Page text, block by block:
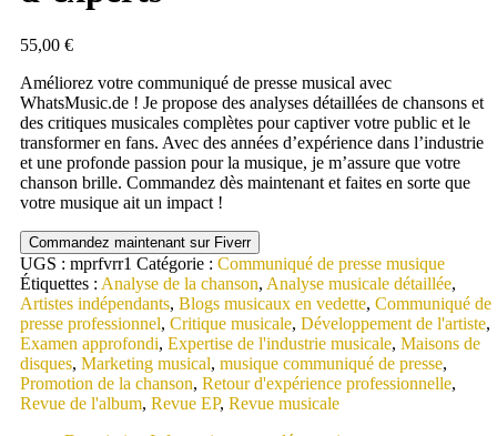
55,00 €
Améliorez votre communiqué de presse musical avec
WhatsMusic.de ! Je propose des analyses détaillées de chansons et
des critiques musicales complètes pour captiver votre public et le
transformer en fans. Avec des années d’expérience dans l’industrie
et une profonde passion pour la musique, je m’assure que votre
chanson brille. Commandez dès maintenant et faites en sorte que
votre musique ait un impact !
Commandez maintenant sur Fiverr
UGS : mprfvrr1 Catégorie : Communiqué de presse musique
Étiquettes : Analyse de la chanson, Analyse musicale détaillée,
Artistes indépendants, Blogs musicaux en vedette, Communiqué de
presse professionnel, Critique musicale, Développement de l'artiste,
Examen approfondi, Expertise de l'industrie musicale, Maisons de
disques, Marketing musical, musique communiqué de presse,
Promotion de la chanson, Retour d'expérience professionnelle,
Revue de l'album, Revue EP, Revue musicale